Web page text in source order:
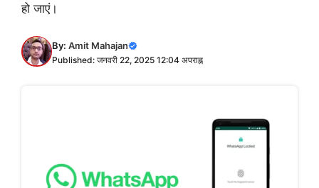
हो जाएं।
By: Amit Mahajan
Published: जनवरी 22, 2025 12:04 अपराह्न